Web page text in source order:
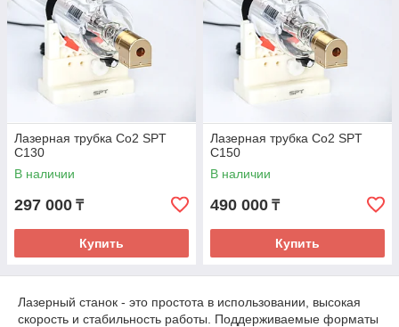
Лазерная трубка Co2 SPT
C130
В наличии
297 000 ₸
Купить
Лазерная трубка Co2 SPT
C150
В наличии
490 000 ₸
Купить
Лазерный станок - это простота в использовании, высокая
скорость и стабильность работы. Поддерживаемые форматы